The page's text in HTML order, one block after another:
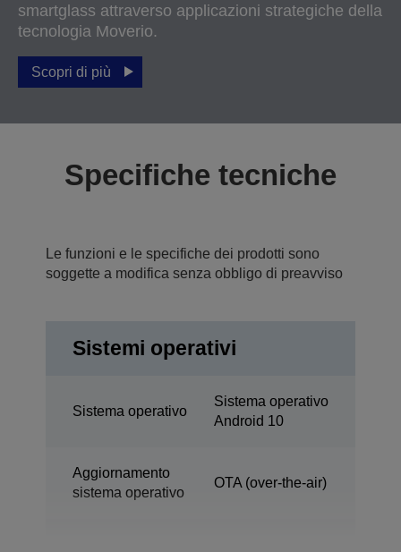
smartglass attraverso applicazioni strategiche della
tecnologia Moverio.
Scopri di più
Specifiche tecniche
Le funzioni e le specifiche dei prodotti sono
soggette a modifica senza obbligo di preavviso
Sistemi operativi
Sistema operativo
Sistema operativo
Android 10
Aggiornamento
sistema operativo
OTA (over-the-air)